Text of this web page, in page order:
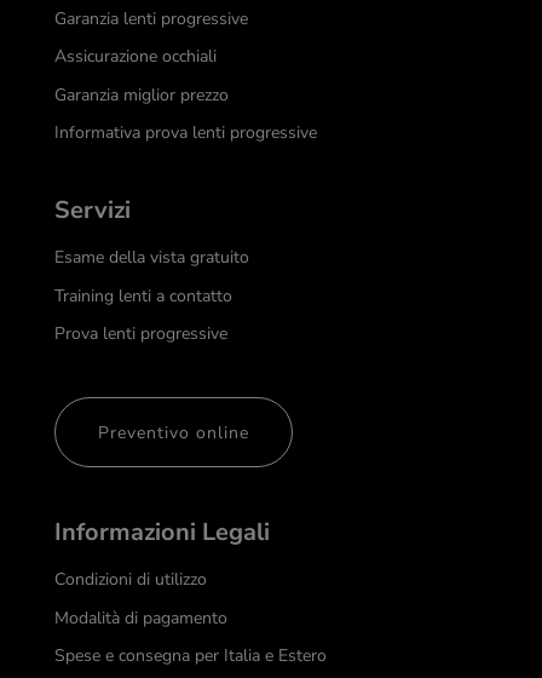
Garanzia lenti progressive
Assicurazione occhiali
Garanzia miglior prezzo
Informativa prova lenti progressive
Servizi
Esame della vista gratuito
Training lenti a contatto
Prova lenti progressive
Preventivo online
Informazioni Legali
Condizioni di utilizzo
Modalità di pagamento
Spese e consegna per Italia e Estero